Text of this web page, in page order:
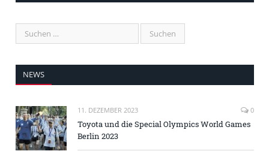
NEWS
11. DEZEMBER 2023 0
Toyota und die Special Olympics World Games
Berlin 2023